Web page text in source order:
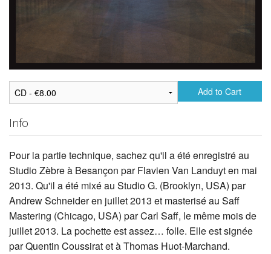
Add to Cart
Info
Pour la partie technique, sachez qu'il a été enregistré au
Studio Zèbre à Besançon par Flavien Van Landuyt en mai
2013. Qu'il a été mixé au Studio G. (Brooklyn, USA) par
Andrew Schneider en juillet 2013 et masterisé au Saff
Mastering (Chicago, USA) par Carl Saff, le même mois de
juillet 2013. La pochette est assez… folle. Elle est signée
par Quentin Coussirat et à Thomas Huot-Marchand.